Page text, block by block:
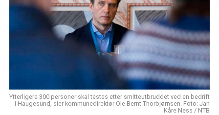
Ytterligere 300 personer skal testes etter smitteutbruddet ved en bedrift
i Haugesund, sier kommunedirektør Ole Bernt Thorbjørnsen. Foto: Jan
Kåre Ness / NTB